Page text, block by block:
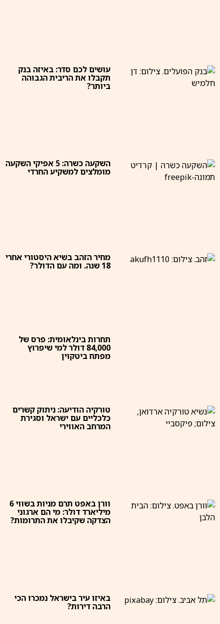
עושים לכם סדר: באיזה בנק
תקבלו את הריבית הגבוהה
ביותר?
השקעה כשרה: 5 אפיקי השקעה
מומלצים למשקיע החרדי
מחיר הזהב בשיא היסטורי אחרי
18 שנה. ומה עם הדולר?
תחרות בינלאומית: פרס של
84,000 דולר למי שיפרוץ
מפתח ביטקוין
טורקיה הודיעה: ניתוק קשרים
כלכליים עם ישראל וסגירת
המרחב האווירי
וורן באפט תרם מניות בשווי 6
מיליארד דולר: מי הם ארגוני
הצדקה שקיבלו את התרומות?
באיזו עיר בישראל נמכרו הכי
הרבה דירות?